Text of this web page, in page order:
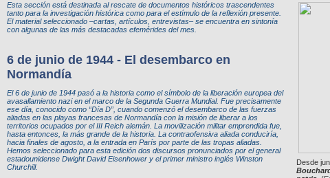
Desde
Esta sección está destinada al rescate de documentos históricos trascendentes
tanto para la investigación histórica como para el estímulo de la reflexión presente.
El material seleccionado –cartas, artículos, entrevistas– se encuentra en sintonía
con algunas de las más destacadas efemérides del mes.
6 de junio de 1944 - El desembarco en
Normandía
El 6 de junio de 1944 pasó a la historia como el símbolo de la liberación europea del
avasallamiento nazi en el marco de la Segunda Guerra Mundial. Fue precisamente
ese día, conocido como “Día D”, cuando comenzó el desembarco de las fuerzas
aliadas en las playas francesas de Normandía con la misión de liberar a los
territorios ocupados por el III Reich alemán. La movilización militar emprendida fue,
hasta entonces, la más grande de la historia. La contraofensiva aliada conduciría,
hacia finales de agosto, a la entrada en París por parte de las tropas aliadas.
Hemos seleccionado para esta edición dos discursos pronunciados por el general
estadounidense Dwight David Eisenhower y el primer ministro inglés Winston
Churchill.